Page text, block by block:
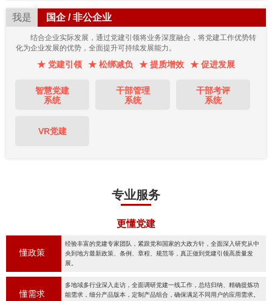
我是 国企 / 非公企业
结合企业实际发展，通过党建引领将业务深度融合，将党建工作优势转
化为企业发展的优势，全面提升可持续发展能力。
★ 党建引领 ★ 松绑减负 ★ 提质增效 ★ 促进发展
智慧党建
系统
干部管理
系统
干部考评
系统
VR党建
专业服务
更懂党建
懂政策
经验丰富的党建专家团队，紧跟党和国家的大政方针，全面深入研究从中
央到地方最新政策、条例、章程、规范等，真正做到党建引领高质量发
展。
懂需求
多地域多行业深入走访，全面调研党建一线工作，总结归纳、精确提炼功
能需求，细分产品版本，定制产品组合，确保满足不同用户的应用需求。